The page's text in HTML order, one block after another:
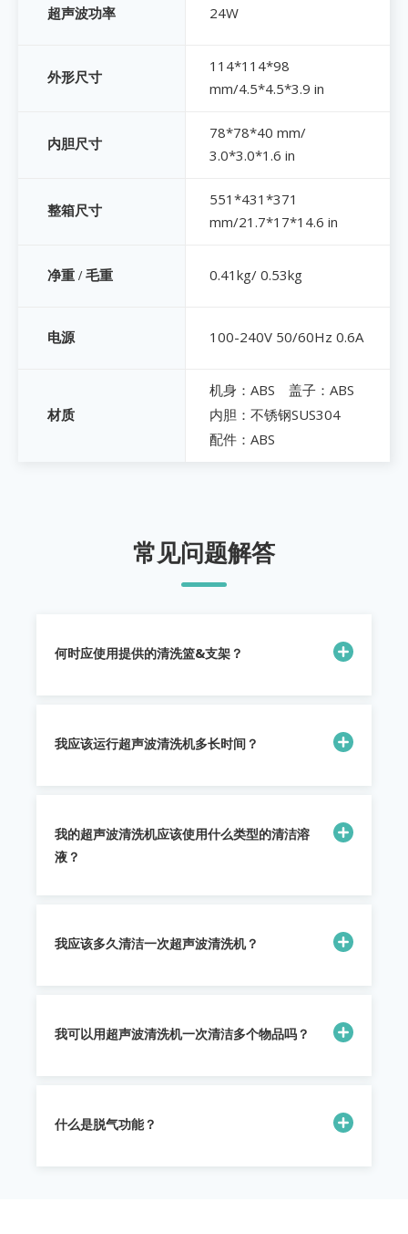
超声波功率 24W
外形尺寸
114*114*98
mm/4.5*4.5*3.9 in
内胆尺寸
78*78*40 mm/
3.0*3.0*1.6 in
整箱尺寸
551*431*371
mm/21.7*17*14.6 in
净重 / 毛重 0.41kg/ 0.53kg
电源 100-240V 50/60Hz 0.6A
材质
机身：ABS
盖子：ABS
内胆：不锈钢SUS304
配件：ABS
常见问题解答
何时应使用提供的清洗篮&支架？
我应该运行超声波清洗机多长时间？
我的超声波清洗机应该使用什么类型的清洁溶
液？
我应该多久清洁一次超声波清洗机？
我可以用超声波清洗机一次清洁多个物品吗？
什么是脱气功能？